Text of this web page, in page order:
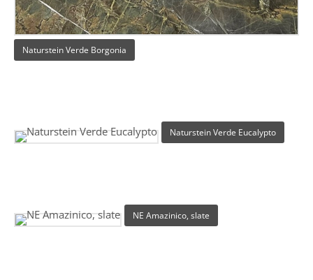
Naturstein Verde Borgonia
Naturstein Verde Eucalypto
NE Amazinico, slate